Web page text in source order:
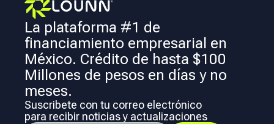
La plataforma #1 de
financiamiento empresarial en
México. Crédito de hasta $100
Millones de pesos en días y no
meses.
Suscribete con tu correo electrónico
para recibir noticias y actualizaciones